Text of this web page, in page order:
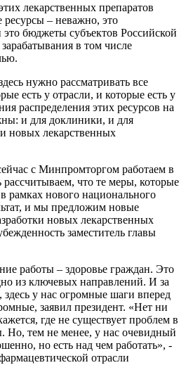
лекарственных препаратов
ресурсы – неважно, это
бюджеты субъектов Российской
в том числе
нужно рассматривать все
есть у отрасли, и которые есть у
распределения этих ресурсов на
и для доклиники, и для
новых лекарственных
с Минпромторгом работаем в
что те меры, которые
рамках нового национального
и мы предложим новые
новых лекарственных
заместитель главы
работы – здоровье граждан. Это
из ключевых направлений. И за
у нас огромные шаги вперед
заявил президент. «Нет ни
где не существует проблем в
тем не менее, у нас очевидный
но есть над чем работать», -
отрасли